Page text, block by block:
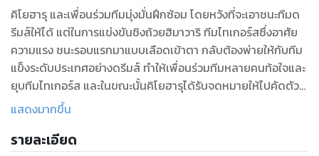
คิโยฮารุ และเพื่อนร่วมทีมมุ่งมั่นฝึกซ้อม โดยหวังที่จะเอาชนะทีมด
รีมส์ให้ได้ แต่ในการแข่งขันชิงถ้วยฮิมาวาริ ทีมไทเกอร์สซึ่งอาศัย
ความแรง ชนะรอบแรกมาแบบเลือดเข้าตา กลับต้องพ่ายให้กับทีม
แข็งระดับประเทศอย่างดรีมส์ ทำให้เพื่อนร่วมทีมหลายคนท้อใจและ
ยุบทีมไทเกอร์ส และในขณะนั้นคิโยฮารุได้รับจดหมายให้ไปคัดตัว
ทีมชาติญี่ปุ่น เขาจะทำได้สำเร็จหรือไม่!?
แสดงมากขึ้น
รายละเอียด